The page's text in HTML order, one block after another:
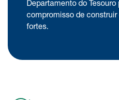
Departamento do
compromisso de
fortes.